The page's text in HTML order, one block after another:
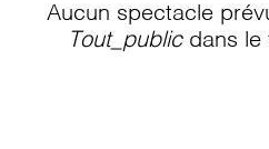
Aucun spectacle
Tout_publicdans le